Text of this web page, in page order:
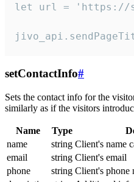
let url = 'https://
setContactInfo#
Sets the contact info for the
similarly as if the visitors
Name Type
name
string Client's name
email
string Client's email
phone
string Client's phone